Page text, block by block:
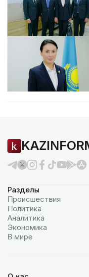
Разделы
Происшествия
Политика
Аналитика
Экономика
В мире